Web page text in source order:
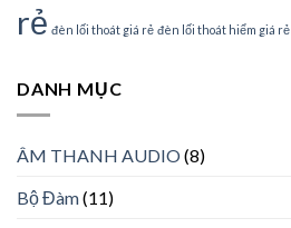
rẻ đèn lối thoát giá rẻ đèn lối thoát hiểm giá rẻ
DANH MỤC
ÂM THANH AUDIO(8)
Bộ Đàm(11)